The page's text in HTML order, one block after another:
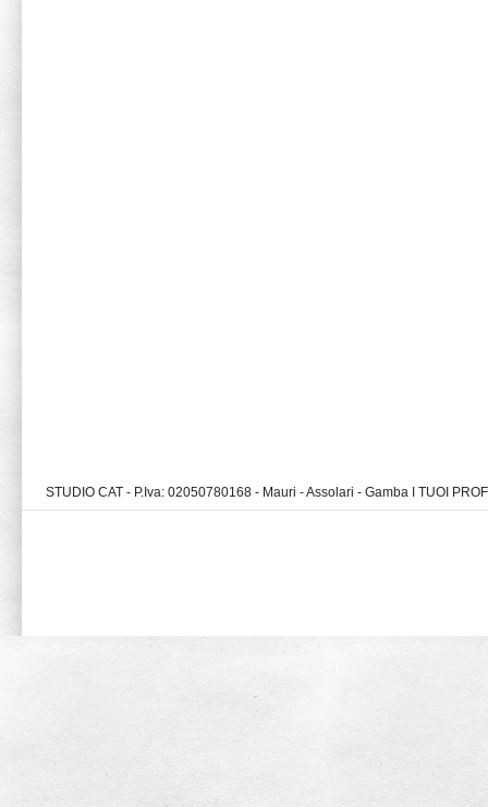
STUDIO CAT - P.Iva: 02050780168 - Mauri - Assolari - Gamba I TUOI